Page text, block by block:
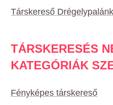
Társkereső Drégelypalánk
TÁRSKERESÉS
KATEGÓRIÁK
Fényképes társkereső